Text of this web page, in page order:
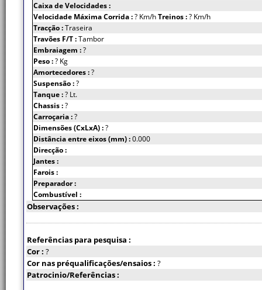
Caixa de Velocidades :
Velocidade Máxima Corrida :? Km/hTreinos :? Km/h
Tracção :Traseira
Travões F/T :Tambor
Embraiagem :?
Peso :? Kg
Amortecedores :?
Suspensão :?
Tanque :? Lt.
Chassis :?
Carroçaria :?
Dimensões (CxLxA) :?
Distância entre eixos (mm) :0.000
Direcção :
Jantes :
Farois :
Preparador :
Combustível :
Observações :
Referências para pesquisa :
Cor : ?
Cor nas préqualificações/ensaios : ?
Patrocinio/Referências :